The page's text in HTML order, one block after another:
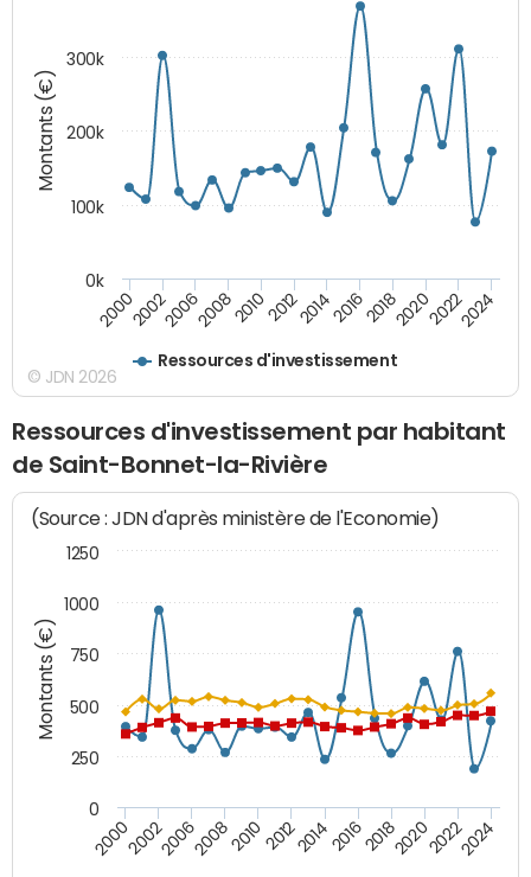
Montants (€)
Ressources d'investissement
200020022006200820102012201420162018202020222024
0k
100k
200k
300k
© JDN 2026
Ressources d'investissement par habitant
de Saint-Bonnet-la-Rivière
Montants (€)
(Source : JDN d'après ministère de l'Economie)
200020022006200820102012201420162018202020222024
0
250
500
750
1000
1250